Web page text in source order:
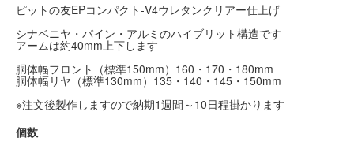
ピットの友EPコンパクト-V4ウレタンクリアー仕上げ
シナベニヤ・パイン・アルミのハイブリット構造です
アームは約40mm上下します
胴体幅フロント（標準150mm）160・170・180mm
胴体幅リヤ（標準130mm）135・140・145・150mm
※注文後製作しますので納期1週間～10日程掛かります
個数